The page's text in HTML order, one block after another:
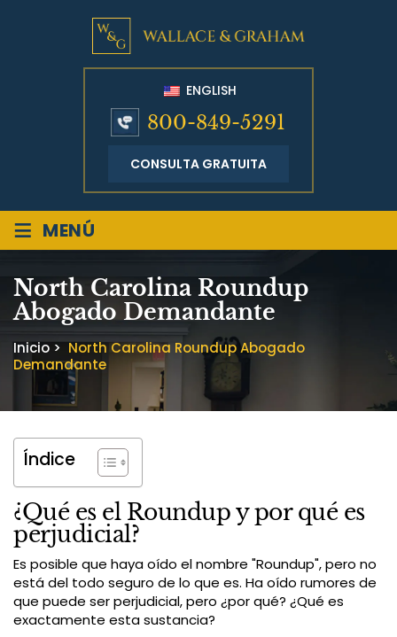
ENGLISH
800-849-5291
CONSULTA GRATUITA
≡ MENÚ
North Carolina Roundup
Abogado Demandante
Inicio > North Carolina Roundup Abogado
Demandante
Índice
¿Qué es el Roundup y por qué es
perjudicial?
Es posible que haya oído el nombre "Roundup", pero no
está del todo seguro de lo que es. Ha oído rumores de
que puede ser perjudicial, pero ¿por qué? ¿Qué es
exactamente esta sustancia?